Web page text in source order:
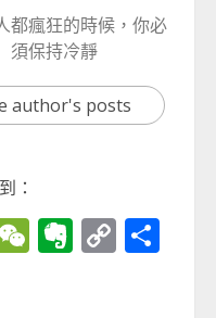
都瘋狂的時候，你必
須保持冷靜
author's posts
：
WeChat
Evernote
Copy